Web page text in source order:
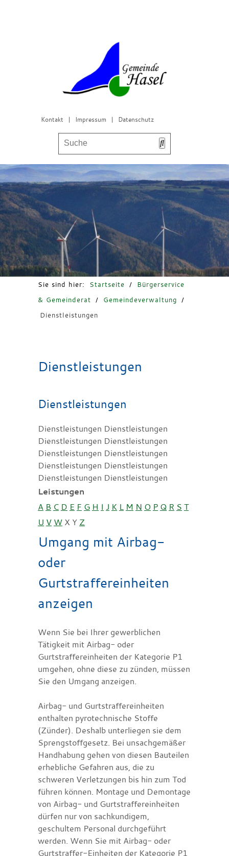
Kontakt | Impressum | Datenschutz
Bürgerservice & Gemeinderat
Leben in Hasel
Freizeit & Tourismus
Sie sind hier: Startseite /
Bürgerservice
& Gemeinderat
/ Gemeindeverwaltung
/
Dienstleistungen
Dienstleistungen
Dienstleistungen
Dienstleistungen Dienstleistungen
Dienstleistungen Dienstleistungen
Dienstleistungen Dienstleistungen
Dienstleistungen Dienstleistungen
Dienstleistungen Dienstleistungen
Leistungen
A B C D E F G H I J K L M N O P Q R S T
U V W X Y Z
Umgang mit Airbag-
oder
Gurtstraffereinheiten
anzeigen
Wenn Sie bei Ihrer gewerblichen
Tätigkeit mit Airbag- oder
Gurtstraffereinheiten der Kategorie P1
umgehen, ohne diese zu zünden, müssen
Sie den Umgang anzeigen.
Airbag- und Gurtstraffereinheiten
enthalten pyrotechnische Stoffe
(Zünder). Deshalb unterliegen sie dem
Sprengstoffgesetz. Bei unsachgemäßer
Handhabung gehen von diesen Bauteilen
erhebliche Gefahren aus, die zu
schweren Verletzungen bis hin zum Tod
führen können. Montage und Demontage
von Airbag- und Gurtstraffereinheiten
dürfen nur von sachkundigem,
geschultem Personal durchgeführt
werden. Wenn Sie mit Airbag- oder
Gurtstraffer-Einheiten der Kategorie P1